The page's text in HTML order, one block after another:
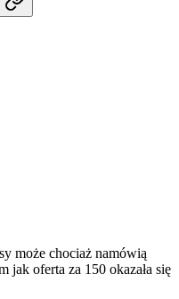
może chociaż namówią
jak oferta za 150 okazała się